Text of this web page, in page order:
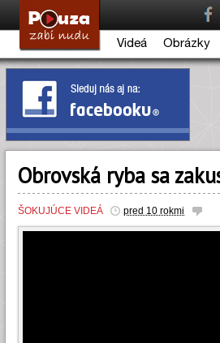
Videá Obrázky
Obrovská ryba sa
ŠOKUJÚCE VIDEÁ pred 10 rokmi